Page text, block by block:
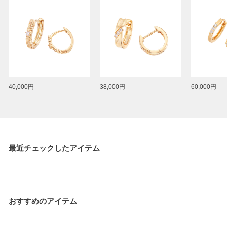
40,000円 38,000円 60,000円
最近チェックしたアイテム
おすすめのアイテム